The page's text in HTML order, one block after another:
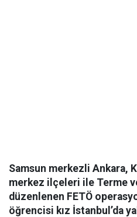
Samsun merkezli Ankara,
merkez ilçeleri ile Terme
düzenlenen FETÖ
öğrencisi kız İstanbul’da